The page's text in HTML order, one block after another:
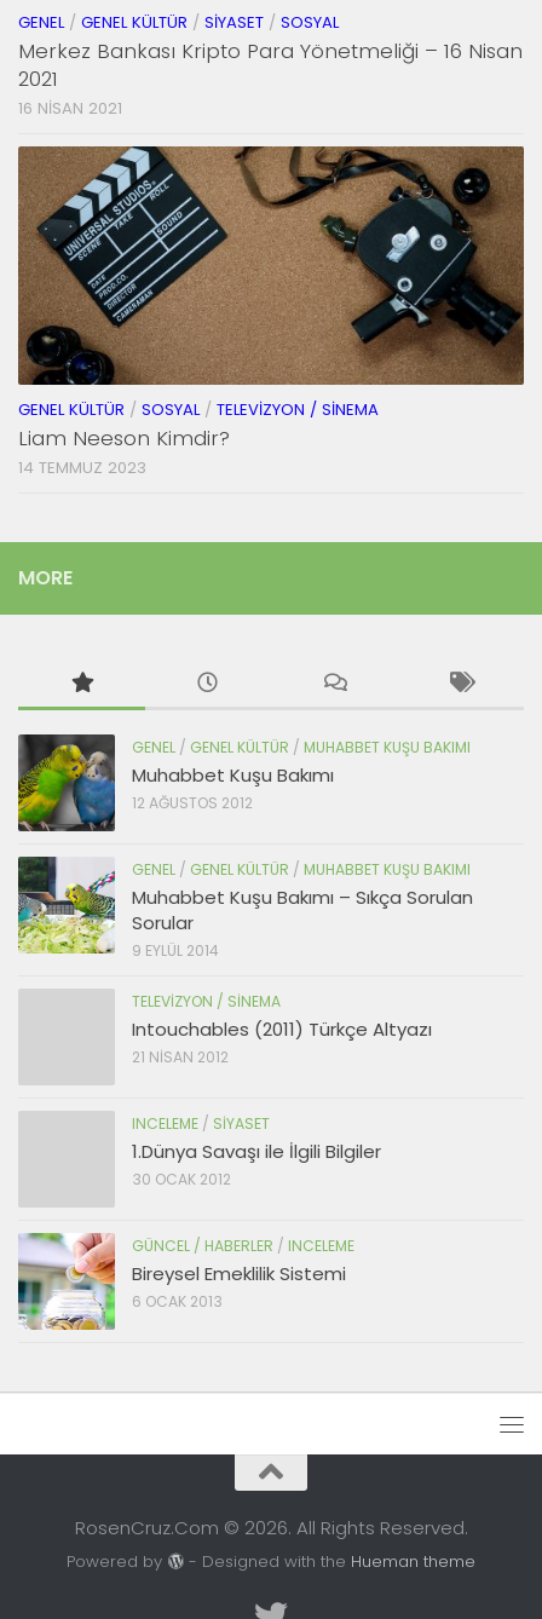
GENEL/ GENEL KÜLTÜR / SIYASET / SOSYAL
Merkez Bankası Kripto Para Yönetmeliği – 16 Nisan
2021
16 NISAN 2021
GENEL KÜLTÜR / SOSYAL/ TELEVIZYON / SINEMA
Liam Neeson Kimdir?
14 TEMMUZ 2023
MORE
GENEL / GENEL KÜLTÜR / MUHABBET KUŞU BAKIMI
Muhabbet Kuşu Bakımı
12 AĞUSTOS 2012
GENEL / GENEL KÜLTÜR / MUHABBET KUŞU BAKIMI
Muhabbet Kuşu Bakımı – Sıkça Sorulan
Sorular
9 EYLÜL 2014
TELEVIZYON / SINEMA
Intouchables (2011) Türkçe Altyazı
21 NISAN 2012
INCELEME / SIYASET
1.Dünya Savaşı ile İlgili Bilgiler
30 OCAK 2012
GÜNCEL / HABERLER / INCELEME
Bireysel Emeklilik Sistemi
6 OCAK 2013
RosenCruz.Com © 2026. All Rights Reserved.
Powered by - Designed with the Hueman theme